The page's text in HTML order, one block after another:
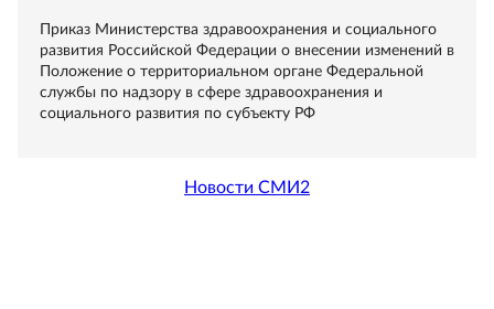
Приказ Министерства здравоохранения и социального
развития Российской Федерации о внесении изменений в
Положение о территориальном органе Федеральной
службы по надзору в сфере здравоохранения и
социального развития по субъекту РФ
Новости СМИ2